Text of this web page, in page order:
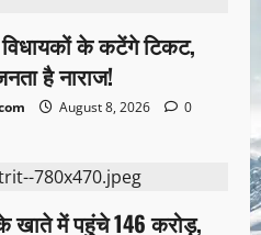
के कटेंगे टिकट,
है नाराज!
August 8, 2026
0
खाते में पहुंचे 146 करोड़,